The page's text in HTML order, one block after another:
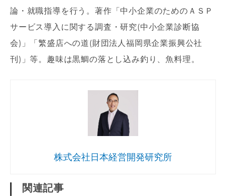
論・就職指導を行う。著作「中小企業のためのＡＳＰ
サービス導入に関する調査・研究(中小企業診断協
会)」「繁盛店への道(財団法人福岡県企業振興公社
刊)」等。趣味は黒鯛の落とし込み釣り、魚料理。
株式会社日本経営開発研究所
関連記事